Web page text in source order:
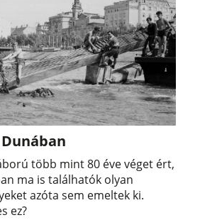
több mint 80 éve véget ért,
ma is találhatók olyan
azóta sem emeltek ki.
ez?